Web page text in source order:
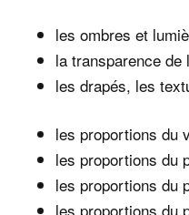
les ombres et
la transparence de
les drapés, les
les proportions du
les proportions du
les proportions du
les proportions du